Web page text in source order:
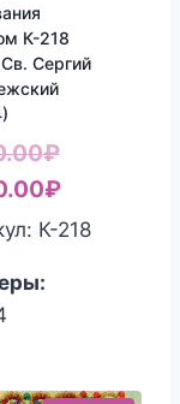
К-218
Сергий
₽
цена
₽Текущая
цена:
К-218